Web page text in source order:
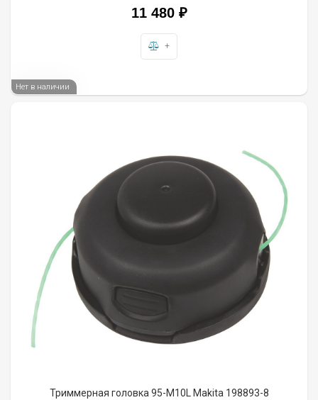
11 480 ₽
+
Нет в наличии
Триммерная головка 95-M10L Makita 198893-8